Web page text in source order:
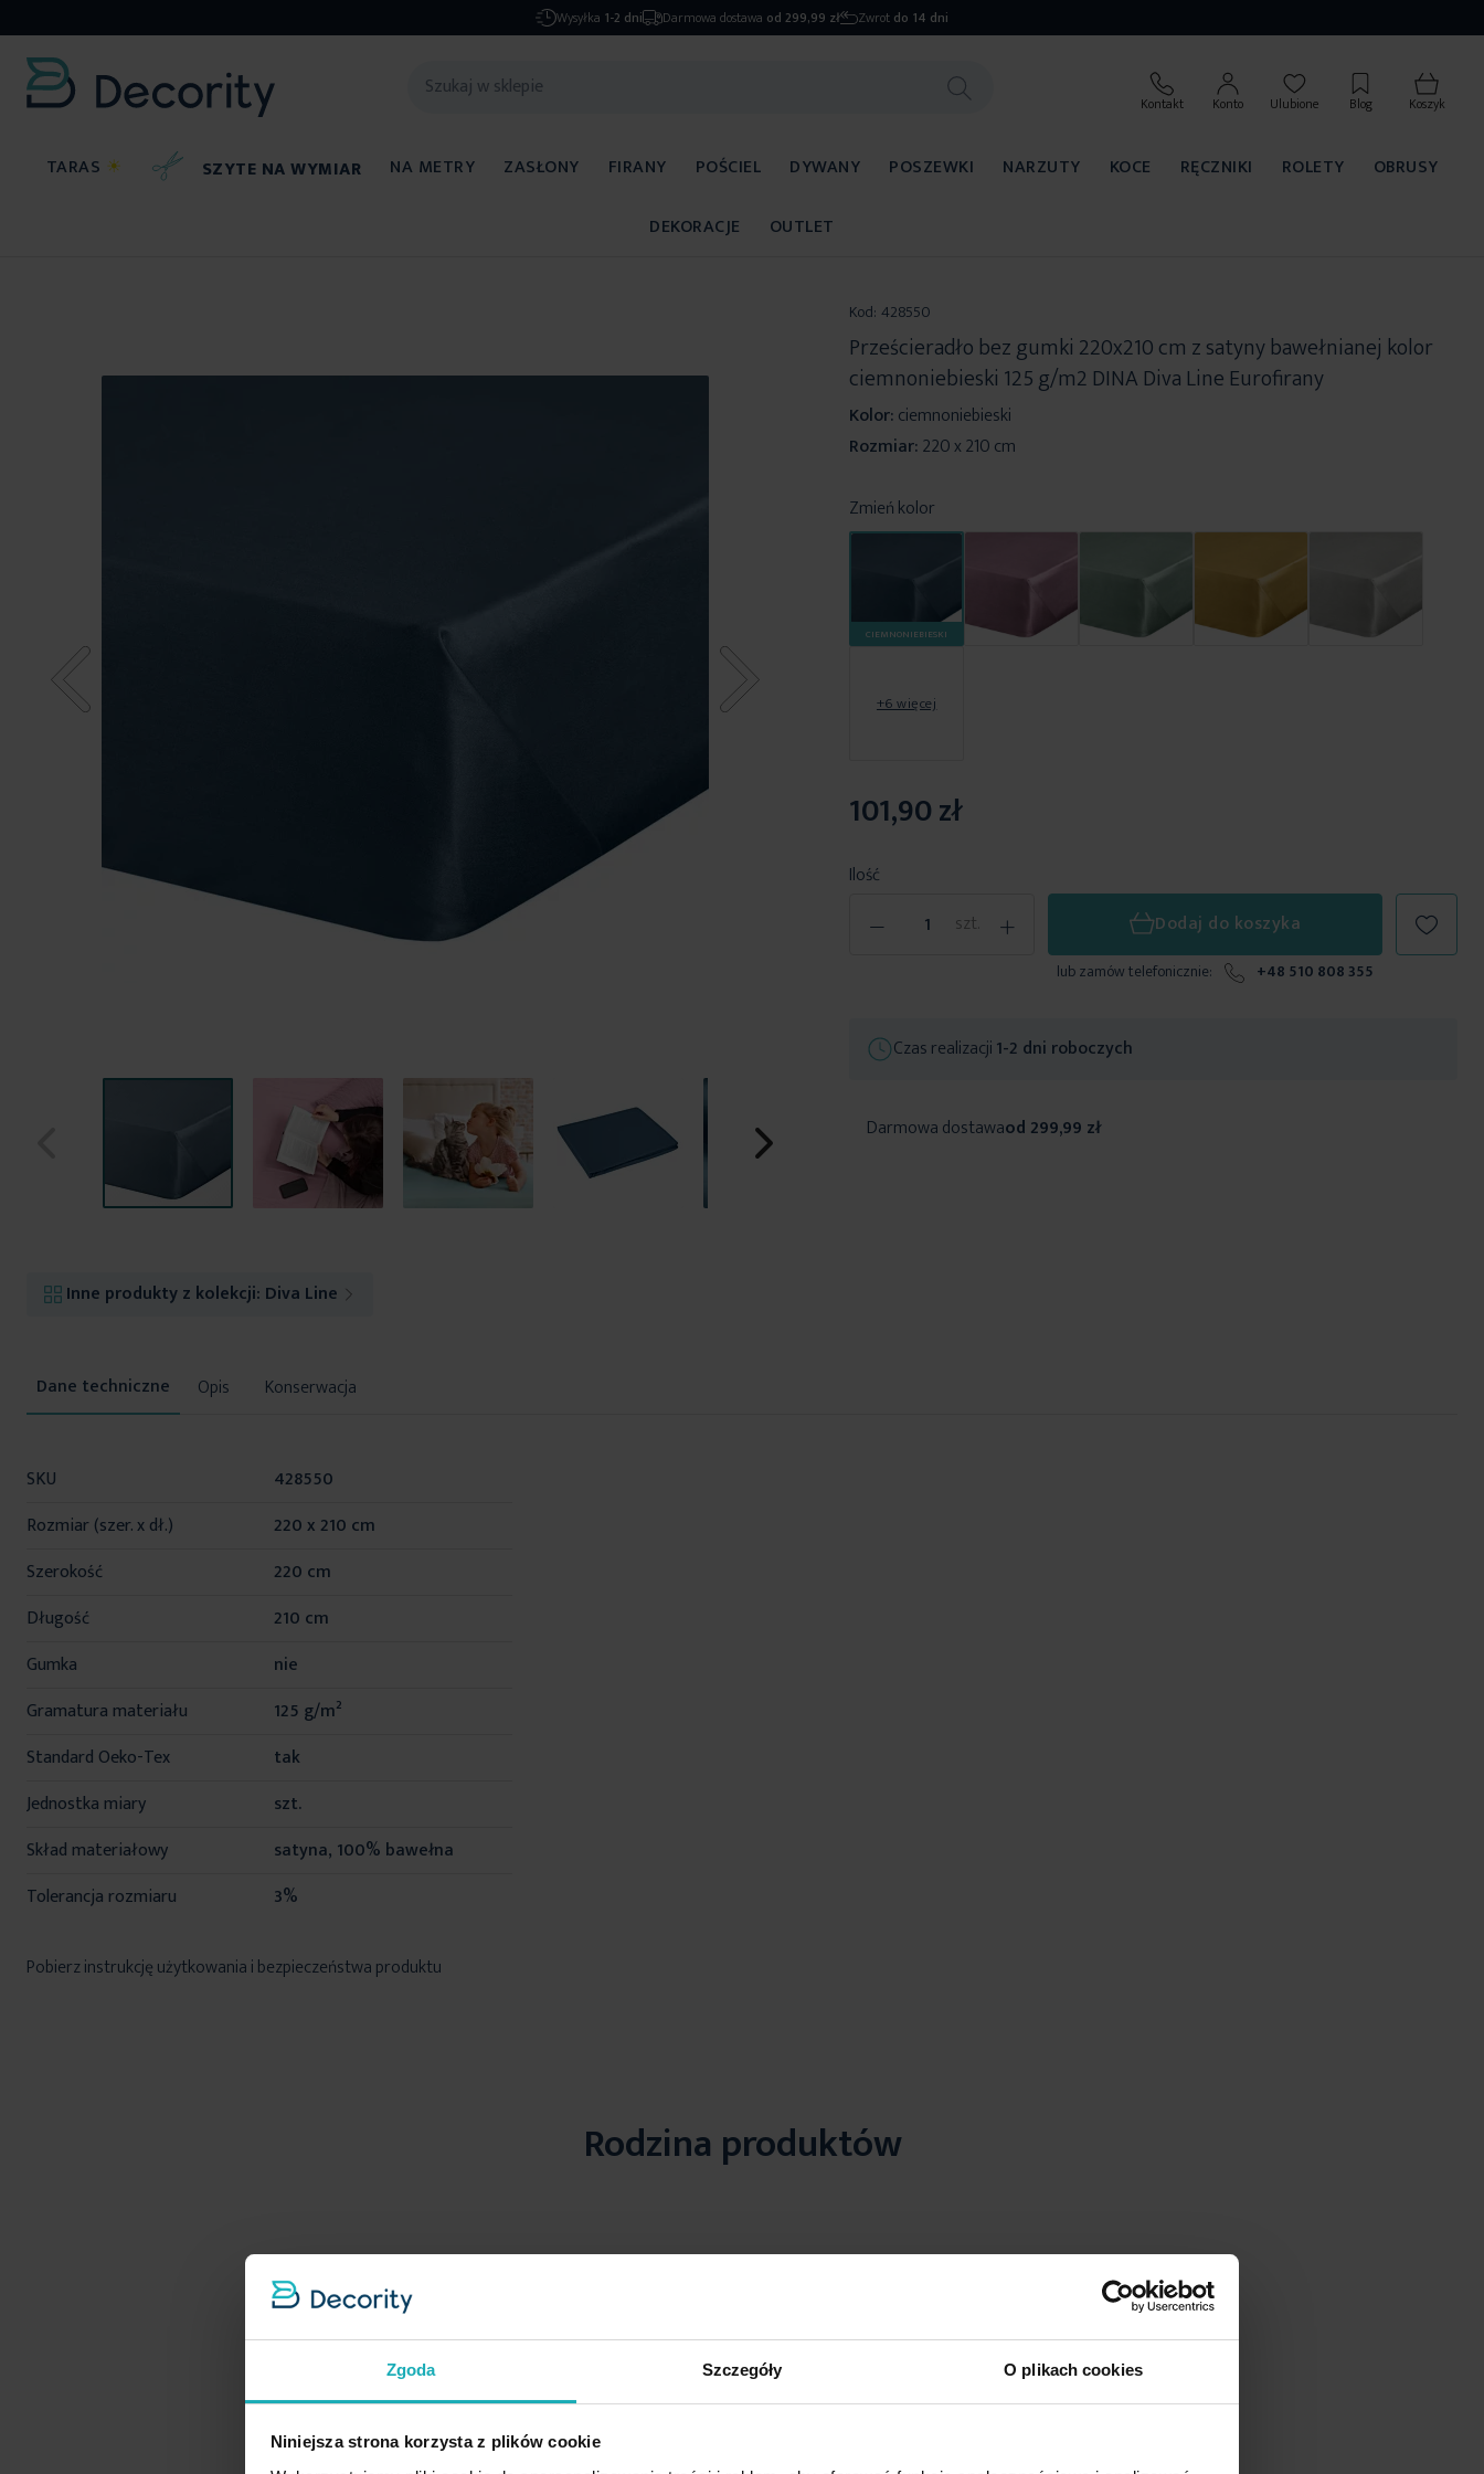
Zgoda Szczegóły O plikach cookies
Niniejsza strona korzysta z plików cookie
Wysyłka 1-2 dni Darmowa dostawa od 299,99 zł Zwrot do 14 dni
Kontakt Konto Ulubione Blog Koszyk
TARAS ☀ SZYTE NA WYMIAR NA METRY ZASŁONY FIRANY POŚCIEL DYWANY POSZEWKI NARZUTY KOCE RĘCZNIKI ROLETY
OBRUSY
DEKORACJE
OUTLET
początek
galerii
Kod: 428550
Prześcieradło bez gumki 220x210 cm z satyny bawełnianej kolor
ciemnoniebieski 125 g/m2 DINA Diva Line Eurofirany
Kolor:ciemnoniebieski
Rozmiar:220 x 210 cm
Zmień kolor
CIEMNONIEBIESKI
+6 więcej
Ilość
- szt. +
101,90 zł
Dodaj do koszyka
lub zamów telefonicznie: +48 510 808 355
Czas realizacji1-2 dni roboczych
Darmowa dostawaod 299,99 zł
Inne produkty z kolekcji: Diva Line
Opis Konserwacja
Więcej
SKU
428550
Rozmiar (szer. x dł.)
220 x 210 cm
Szerokość
220 cm
Długość
210 cm
Gumka
nie
Gramatura materiału
125 g/m²
Standard Oeko-Tex
tak
Jednostka miary
szt.
Skład materiałowy
satyna, 100% bawełna
Tolerancja rozmiaru
3%
Pobierz instrukcję użytkowania i bezpieczeństwa produktu
Rodzina produktów